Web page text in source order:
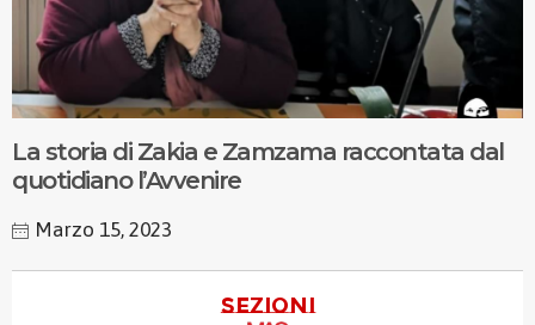
La storia di Zakia e Zamzama raccontata dal
quotidiano l’Avvenire
Marzo 15, 2023
sezioni